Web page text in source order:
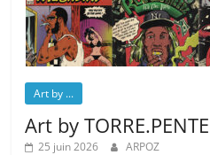
Art by ...
Art by
25 juin 2026 ARPOZ